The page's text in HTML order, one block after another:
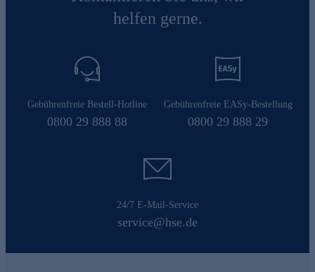
helfen gerne.
Gebührenfreie Bestell-Hotline
0800 29 888 88
Gebührenfreie EASy-Bestellung
0800 29 888 29
24/7 E-Mail-Service
service@hse.de